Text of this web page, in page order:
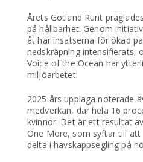
Årets Gotland Runt
på hållbarhet. Genom
åt har insatserna för ökad
nedskräpning intensifierats,
Voice of the Ocean har
miljöarbetet.
2025 års upplaga noterade
medverkan, där hela 16
kvinnor. Det är ett resultat
One More, som syftar till
delta i havskappsegling på